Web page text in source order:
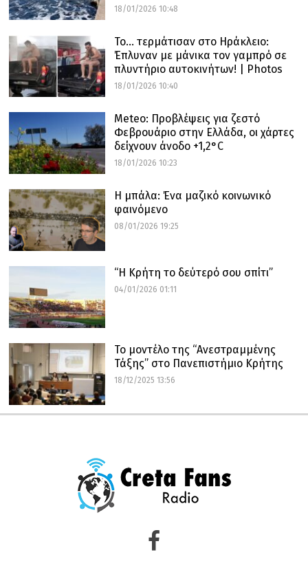
18/01/2026 10:48
Το… τερμάτισαν στο Ηράκλειο:
Έπλυναν με μάνικα τον γαμπρό σε
πλυντήριο αυτοκινήτων! | Photos
18/01/2026 10:40
Meteo: Προβλέψεις για ζεστό
Φεβρουάριο στην Ελλάδα, οι χάρτες
δείχνουν άνοδο +1,2°C
18/01/2026 10:23
Η μπάλα: Ένα μαζικό κοινωνικό
φαινόμενο
08/01/2026 19:25
“Η Κρήτη το δεύτερό σου σπίτι”
04/01/2026 01:11
Το μοντέλο της “Ανεστραμμένης
Τάξης” στο Πανεπιστήμιο Κρήτης
18/12/2025 13:56